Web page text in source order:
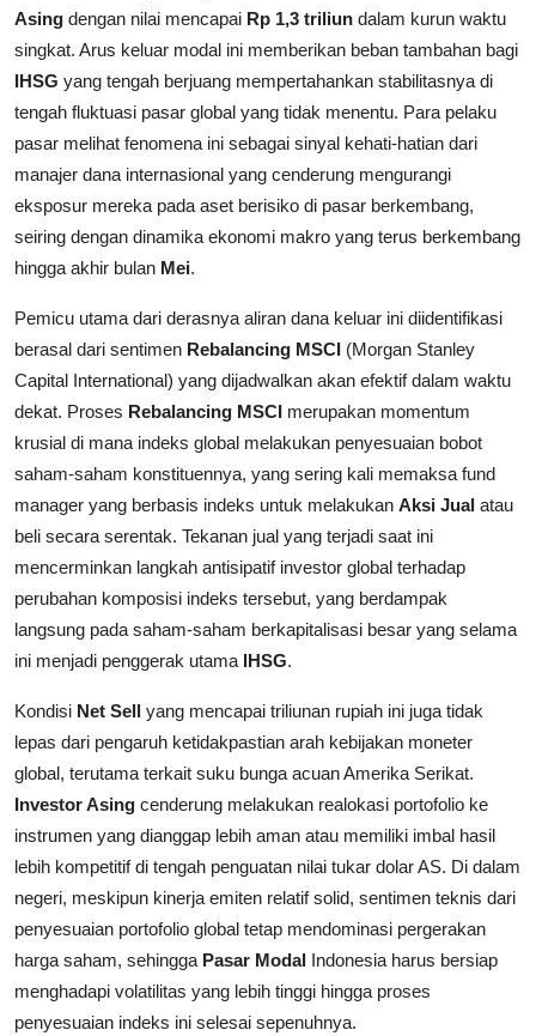
Asing dengan nilai mencapai Rp 1,3 triliun dalam kurun waktu
singkat. Arus keluar modal ini memberikan beban tambahan bagi
IHSG yang tengah berjuang mempertahankan stabilitasnya di
tengah fluktuasi pasar global yang tidak menentu. Para pelaku
pasar melihat fenomena ini sebagai sinyal kehati-hatian dari
manajer dana internasional yang cenderung mengurangi
eksposur mereka pada aset berisiko di pasar berkembang,
seiring dengan dinamika ekonomi makro yang terus berkembang
hingga akhir bulan Mei.
Pemicu utama dari derasnya aliran dana keluar ini diidentifikasi
berasal dari sentimen Rebalancing MSCI (Morgan Stanley
Capital International) yang dijadwalkan akan efektif dalam waktu
dekat. Proses Rebalancing MSCI merupakan momentum
krusial di mana indeks global melakukan penyesuaian bobot
saham-saham konstituennya, yang sering kali memaksa fund
manager yang berbasis indeks untuk melakukan Aksi Jual atau
beli secara serentak. Tekanan jual yang terjadi saat ini
mencerminkan langkah antisipatif investor global terhadap
perubahan komposisi indeks tersebut, yang berdampak
langsung pada saham-saham berkapitalisasi besar yang selama
ini menjadi penggerak utama IHSG.
Kondisi Net Sell yang mencapai triliunan rupiah ini juga tidak
lepas dari pengaruh ketidakpastian arah kebijakan moneter
global, terutama terkait suku bunga acuan Amerika Serikat.
Investor Asing cenderung melakukan realokasi portofolio ke
instrumen yang dianggap lebih aman atau memiliki imbal hasil
lebih kompetitif di tengah penguatan nilai tukar dolar AS. Di dalam
negeri, meskipun kinerja emiten relatif solid, sentimen teknis dari
penyesuaian portofolio global tetap mendominasi pergerakan
harga saham, sehingga Pasar Modal Indonesia harus bersiap
menghadapi volatilitas yang lebih tinggi hingga proses
penyesuaian indeks ini selesai sepenuhnya.